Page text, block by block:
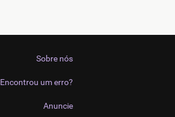
Sobre nós
Encontrou um erro?
Anuncie